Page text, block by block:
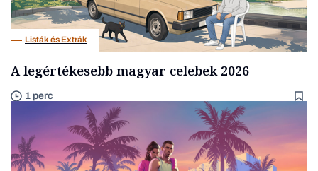
Listák és Extrák
A legértékesebb magyar celebek 2026
1 perc